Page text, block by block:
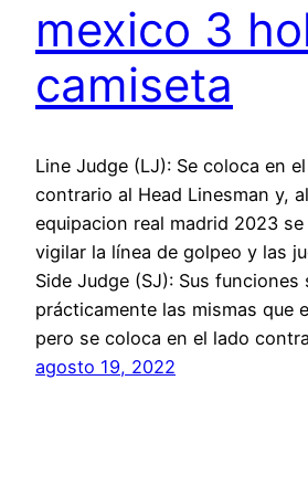
mexico 3
camiseta
Line Judge (LJ): Se coloca en
contrario al Head Linesman y,
equipacion real madrid 2023
vigilar la línea de golpeo y las
Side Judge (SJ): Sus funciones
prácticamente las mismas que
pero se coloca en el lado
agosto 19, 2022